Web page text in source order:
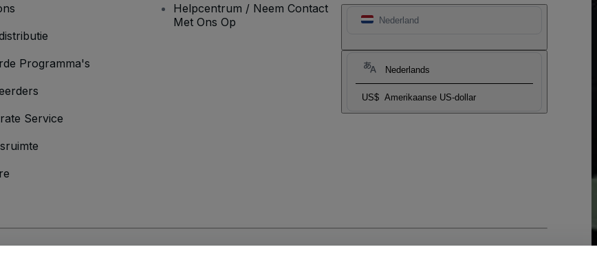
Nederland
Nederlands
US$ Amerikaanse US-dollar
Programma's
Service
Helpcentrum / Neem Contact
Met Ons Op